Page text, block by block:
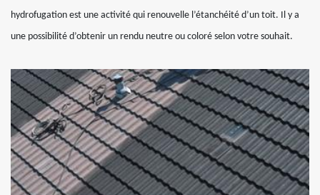
hydrofugation est une activité qui renouvelle l’étanchéité d’un toit. Il y a
une possibilité d’obtenir un rendu neutre ou coloré selon votre souhait.